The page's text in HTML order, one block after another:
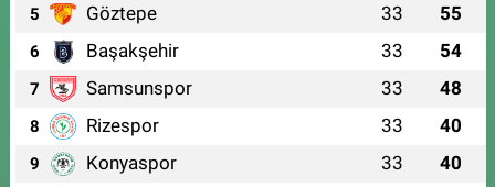
5 Göztepe 33 55
6 Başakşehir 33 54
7 Samsunspor 33 48
8 Rizespor 33 40
9 Konyaspor 33 40